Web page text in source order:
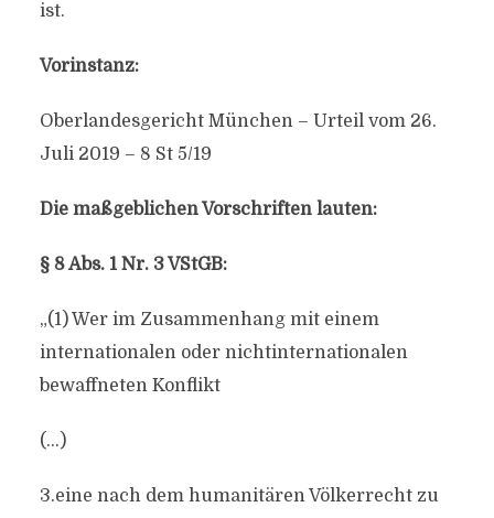
ist.
Vorinstanz:
Oberlandesgericht München – Urteil vom 26.
Juli 2019 – 8 St 5/19
Die maßgeblichen Vorschriften lauten:
§ 8 Abs. 1 Nr. 3 VStGB:
„(1) Wer im Zusammenhang mit einem
internationalen oder nichtinternationalen
bewaffneten Konflikt
(…)
3.eine nach dem humanitären Völkerrecht zu